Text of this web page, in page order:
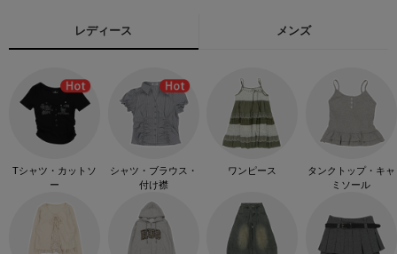
レディース メンズ
Tシャツ・カットソ
ー
シャツ・ブラウス・
付け襟
ワンピース
タンクトップ・キャ
ミソール